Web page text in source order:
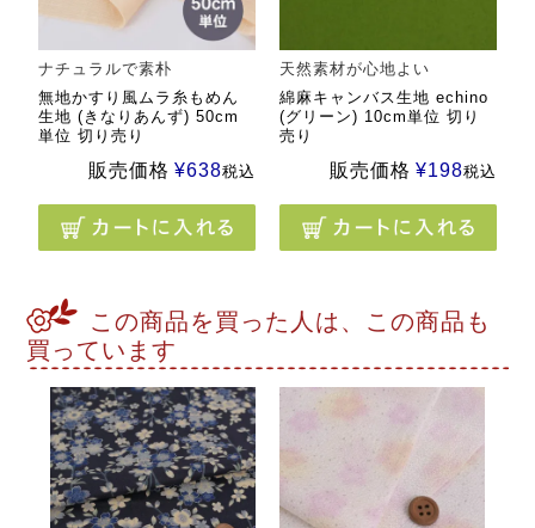
ナチュラルで素朴
無地かすり風ムラ糸もめん
生地 (きなりあんず) 50cm
単位 切り売り
販売価格 ¥638税込
天然素材が心地よい
綿麻キャンバス生地 echino
(グリーン) 10cm単位 切り
売り
販売価格 ¥198税込
この商品を買った人は、この商品も
買っています